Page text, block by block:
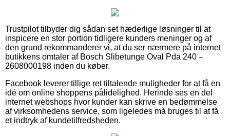
Trustpilot tilbyder dig sådan set hæderlige løsninger til at
inspicere en stor portion tidligere kunders meninger og af
den grund rekommanderer vi, at du ser nærmere på internet
butikkens omtaler af Bosch Slibetunge Oval Pda 240 –
2608000198 inden du køber.
Facebook leverer tillige ret tiltalende muligheder for at få en
idé om online shoppens pålidelighed. Herinde ses en del
internet webshops hvor kunder kan skrive en bedømmelse
af virksomhedens service, som ligeledes må bruges til at få
et indtryk af kundetilfredsheden.